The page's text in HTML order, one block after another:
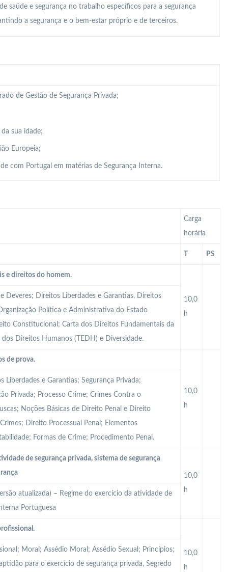
saúde e segurança no trabalho específicos para a segurança
a segurança e o bem-estar próprio e de terceiros.
de Gestão de Segurança Privada;
sua idade;
Europeia;
com Portugal em matérias de Segurança Interna.
Carga
horária
PS
e direitos do homem.
10,0
h
Deveres; Direitos Liberdades e Garantias, Direitos
Política e Administrativa do Estado
Constitucional; Carta dos Direitos Fundamentais da
Direitos Humanos (TEDH) e Diversidade.
de prova.
10,0
h
Liberdades e Garantias; Segurança Privada;
Privada; Processo Crime; Crimes Contra o
Noções Básicas de Direito Penal e Direito
Direito Processual Penal; Elementos
Formas de Crime; Procedimento Penal.
de segurança privada, sistema de segurança
10,0
h
atualizada) – Regime do exercício da atividade de
Portuguesa
10,0
h
Moral; Assédio Moral; Assédio Sexual; Princípios;
para o exercício de segurança privada, Segredo